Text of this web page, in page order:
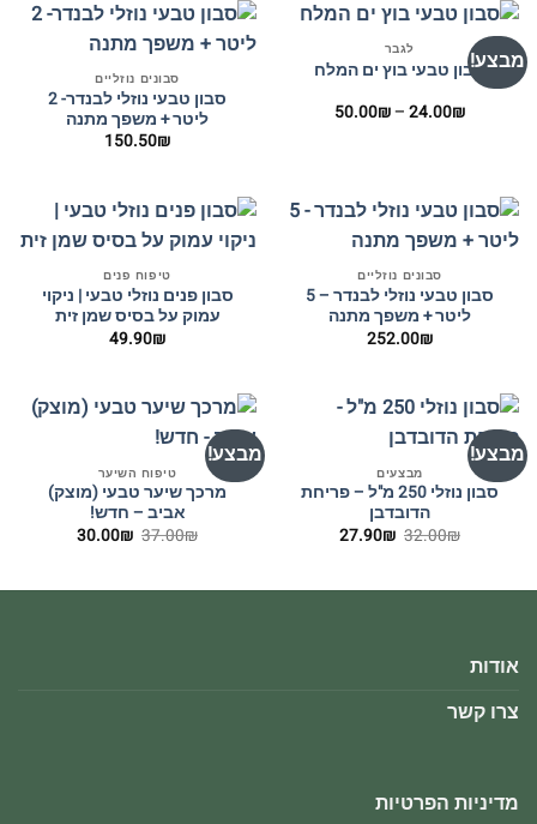
מבצע! לגבר
סבון טבעי בוץ ים המלח
24.00₪
–
50.00₪
סבונים נוזליים
סבון טבעי נוזלי לבנדר- 2
ליטר + משפך מתנה
150.50₪
סבונים נוזליים
סבון טבעי נוזלי לבנדר – 5
ליטר + משפך מתנה
252.00₪
טיפוח פנים
סבון פנים נוזלי טבעי | ניקוי
עמוק על בסיס שמן זית
49.90₪
מבצע!
מבצעים
סבון נוזלי 250 מ"ל – פריחת
הדובדבן
32.00₪ המחיר
27.90₪ המחיר
מבצע!
טיפוח השיער
מרכך שיער טבעי (מוצק)
אביב – חדש!
37.00₪ המחיר
30.00₪ המחיר
אודות
צרו קשר
מדיניות הפרטיות